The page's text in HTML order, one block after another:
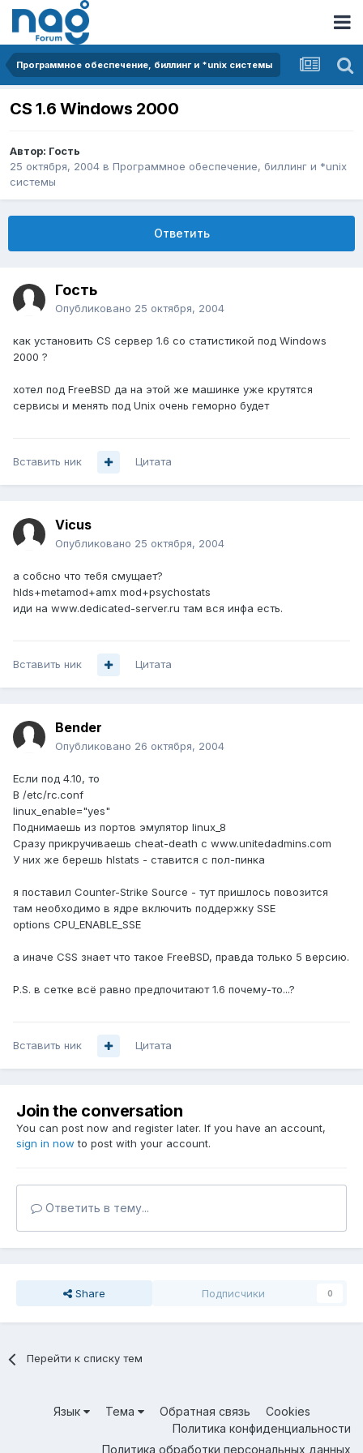
Программное обеспечение, биллинг и *unix системы
CS 1.6 Windows 2000
Автор: Гость
25 октября, 2004 в Программное обеспечение, биллинг и *unix
системы
Ответить
Гость
Опубликовано 25 октября, 2004
как установить CS сервер 1.6 со статистикой под Windows
2000 ?
хотел под FreeBSD да на этой же машинке уже крутятся
сервисы и менять под Unix очень геморно будет
Вставить ник Цитата
Vicus
Опубликовано 25 октября, 2004
а собсно что тебя смущает?
hlds+metamod+amx mod+psychostats
иди на www.dedicated-server.ru там вся инфа есть.
Вставить ник Цитата
Bender
Опубликовано 26 октября, 2004
Если под 4.10, то
В /etc/rc.conf
linux_enable="yes"
Поднимаешь из портов эмулятор linux_8
Сразу прикручиваешь cheat-death с www.unitedadmins.com
У них же берешь hlstats - ставится с пол-пинка
я поставил Counter-Strike Source - тут пришлось повозится
там необходимо в ядре включить поддержку SSE
options CPU_ENABLE_SSE
а иначе CSS знает что такое FreeBSD, правда только 5 версию.
P.S. в сетке всё равно предпочитают 1.6 почему-то...?
Вставить ник Цитата
Join the conversation
You can post now and register later. If you have an account,
sign in now to post with your account.
Ответить в тему...
Share Подписчики 0
Перейти к списку тем
Язык Тема Обратная связь
Cookies
Политика конфиденциальности
Политика обработки персональных данных